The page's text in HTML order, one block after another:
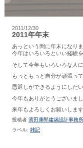
2011/12/30
2011年年末
あっという間に年末になりま
今年はいろいろといい経験
そして今年もいろいろな人
もっともっと自分が頑張っ
恩返しができるようにした
今年もありがとうございまし
来年もよろしくお願いします
投稿者 濱田康郎建築設計事務所
ラベル: 雑記